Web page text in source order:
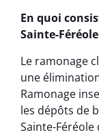
En quoi
Sainte-
Le ramonage
une
Ramonage
les dépôts de
Sainte-